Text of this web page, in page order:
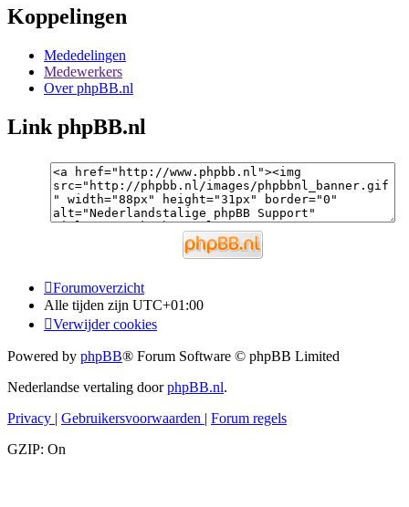
Koppelingen
Mededelingen
Medewerkers
Over phpBB.nl
Link phpBB.nl
Forumoverzicht
Alle tijden zijn UTC+01:00
Verwijder cookies
Powered by phpBB® Forum Software © phpBB Limited
Nederlandse vertaling doorphpBB.nl.
Privacy | Gebruikersvoorwaarden | Forum regels
GZIP: On